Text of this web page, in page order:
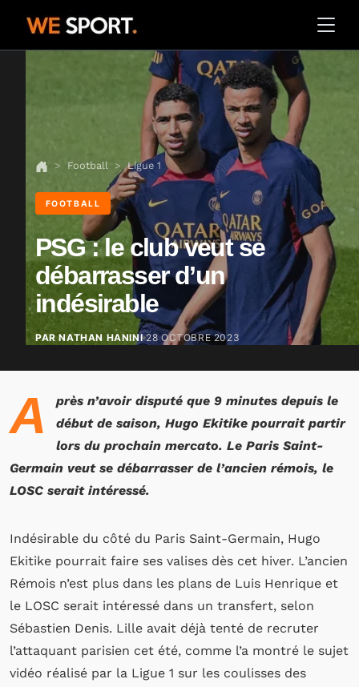
Football Ligue 1
FOOTBALL
PSG : le club veut se
débarrasser d’un
indésirable
PAR NATHAN HANINI 28 OCTOBRE 2023
A
près n’avoir disputé que 9 minutes depuis le
début de saison, Hugo Ekitike pourrait partir
lors du prochain mercato. Le Paris Saint-
Germain veut se débarrasser de l’ancien rémois, le
LOSC serait intéressé.
Indésirable du côté du Paris Saint-Germain, Hugo
Ekitike pourrait faire ses valises dès cet hiver. L’ancien
Rémois n’est plus dans les plans de Luis Henrique et
le LOSC serait intéressé dans un transfert, selon
Sébastien Denis. Lille avait déjà tenté de recruter
l’attaquant parisien cet été, comme l’a montré le sujet
vidéo réalisé par la Ligue 1 sur les coulisses des